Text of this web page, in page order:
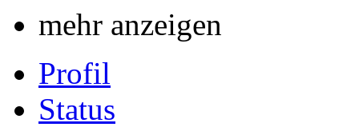
mehr anzeigen
Profil
Status